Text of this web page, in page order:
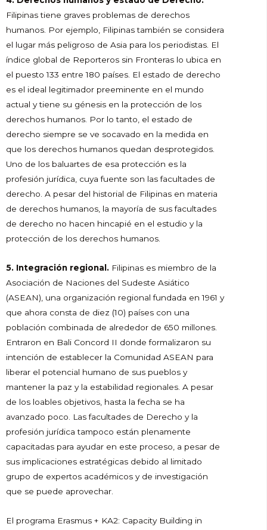
Filipinas tiene graves problemas de derechos
humanos. Por ejemplo, Filipinas también se considera
el lugar más peligroso de Asia para los periodistas. El
índice global de Reporteros sin Fronteras lo ubica en
el puesto 133 entre 180 países. El estado de derecho
es el ideal legitimador preeminente en el mundo
actual y tiene su génesis en la protección de los
derechos humanos. Por lo tanto, el estado de
derecho siempre se ve socavado en la medida en
que los derechos humanos quedan desprotegidos.
Uno de los baluartes de esa protección es la
profesión jurídica, cuya fuente son las facultades de
derecho. A pesar del historial de Filipinas en materia
de derechos humanos, la mayoría de sus facultades
de derecho no hacen hincapié en el estudio y la
protección de los derechos humanos.
5. Integración regional. Filipinas es miembro de la
Asociación de Naciones del Sudeste Asiático
(ASEAN), una organización regional fundada en 1961 y
que ahora consta de diez (10) países con una
población combinada de alrededor de 650 millones.
Entraron en Bali Concord II donde formalizaron su
intención de establecer la Comunidad ASEAN para
liberar el potencial humano de sus pueblos y
mantener la paz y la estabilidad regionales. A pesar
de los loables objetivos, hasta la fecha se ha
avanzado poco. Las facultades de Derecho y la
profesión jurídica tampoco están plenamente
capacitadas para ayudar en este proceso, a pesar de
sus implicaciones estratégicas debido al limitado
grupo de expertos académicos y de investigación
que se puede aprovechar.
El programa Erasmus + KA2: Capacity Building in